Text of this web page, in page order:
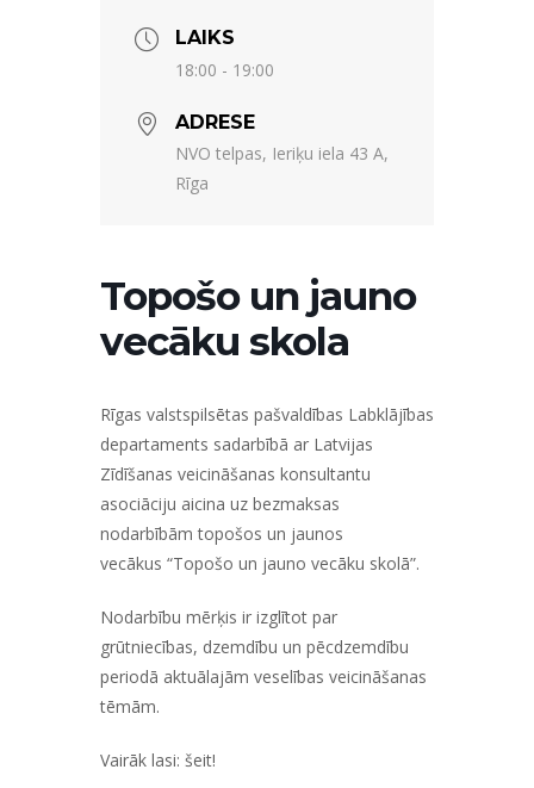
LAIKS
18:00 - 19:00
ADRESE
NVO telpas, Ieriķu iela 43 A,
Rīga
Topošo un jauno
vecāku skola
Rīgas valstspilsētas pašvaldības Labklājības
departaments sadarbībā ar Latvijas
Zīdīšanas veicināšanas konsultantu
asociāciju aicina uz bezmaksas
nodarbībām topošos un jaunos
vecākus “Topošo un jauno vecāku skolā”.
Nodarbību mērķis ir izglītot par
grūtniecības, dzemdību un pēcdzemdību
periodā aktuālajām veselības veicināšanas
tēmām.
Vairāk lasi: šeit!